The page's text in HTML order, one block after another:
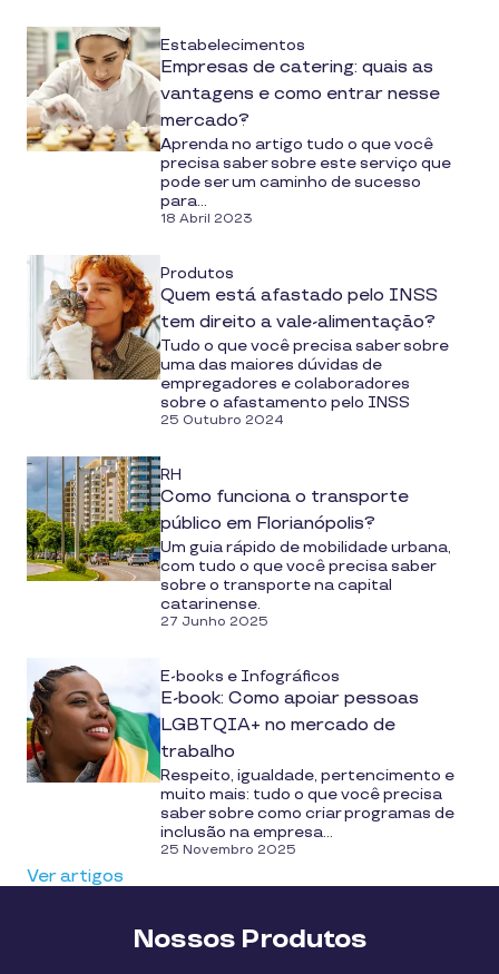
Estabelecimentos
Empresas de catering: quais as
vantagens e como entrar nesse
mercado?
Aprenda no artigo tudo o que você
precisa saber sobre este serviço que
pode ser um caminho de sucesso
para...
18 Abril 2023
Produtos
Quem está afastado pelo INSS
tem direito a vale-alimentação?
Tudo o que você precisa saber sobre
uma das maiores dúvidas de
empregadores e colaboradores
sobre o afastamento pelo INSS
25 Outubro 2024
RH
Como funciona o transporte
público em Florianópolis?
Um guia rápido de mobilidade urbana,
com tudo o que você precisa saber
sobre o transporte na capital
catarinense.
27 Junho 2025
E-books e Infográficos
E-book: Como apoiar pessoas
LGBTQIA+ no mercado de
trabalho
Respeito, igualdade, pertencimento e
muito mais: tudo o que você precisa
saber sobre como criar programas de
inclusão na empresa...
25 Novembro 2025
Ver artigos
Nossos Produtos